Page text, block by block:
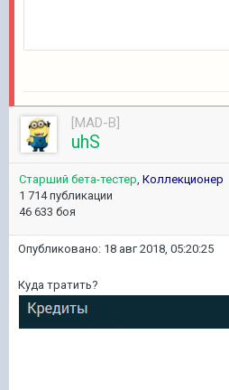
[MAD-B]
uhS
Старший бета-тестер, Коллекционер
1 714 публикации
46 633 боя
Опубликовано: 18 авг 2018, 05:20:25
Куда тратить?